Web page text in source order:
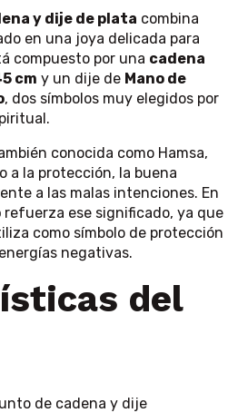
y dije de plata combina
en una joya delicada para
compuesto por una cadena
cm y un dije de Mano de
, dos símbolos muy elegidos por
conocida como Hamsa,
a la protección, la buena
a las malas intenciones. En
refuerza ese significado, ya que
como símbolo de protección
negativas.
del
de cadena y dije